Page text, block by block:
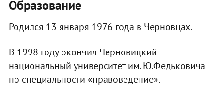
Образование
Родился 13 января 1976 года в Черновцах.
В 1998 году окончил Черновицкий
национальный университет им. Ю.Федьковича
по специальности «правоведение».